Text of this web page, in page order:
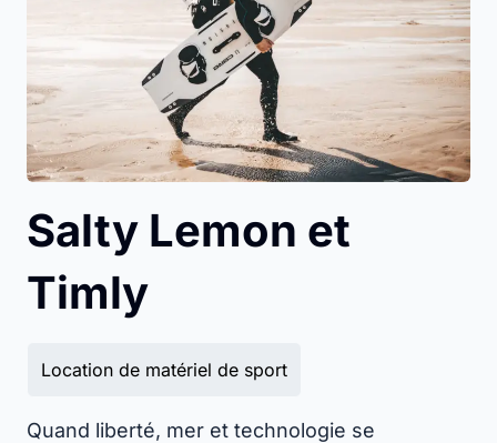
Salty Lemon et
Timly
Location de matériel de sport
Quand liberté, mer et technologie se